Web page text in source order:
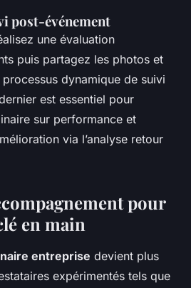
post-événement
une évaluation
puis partagez les photos et
dynamique de suivi
est essentiel pour
sur performance et
via l’analyse retour
pour
en main
entreprise devient plus
expérimentés tels que